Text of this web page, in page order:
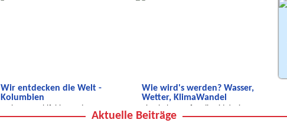
Wir entdecken die Welt -
Kolumbien
Straßenfußball
Wie wird's werden? Wasser,
Wetter, KlimaWandel
Einschalten auf Radio Tide! Hier
kommt eine neue Sendung!
Aktuelle Beiträge